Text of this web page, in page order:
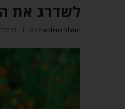
לשדרג את
By Yardena Slater דצמבר 19, 2021